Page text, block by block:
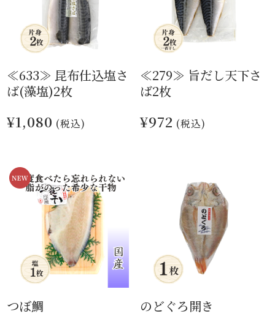
≪633≫ 昆布仕込塩さ
ば(藻塩)2枚
¥1,080 (税込)
≪279≫ 旨だし天下さ
ば2枚
¥972 (税込)
つぼ鯛 のどぐろ開き